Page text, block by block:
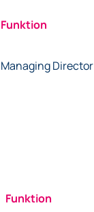
Funktion
Managing Director
Funktion